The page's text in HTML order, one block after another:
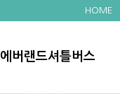
HOME
에버랜드셔틀버스